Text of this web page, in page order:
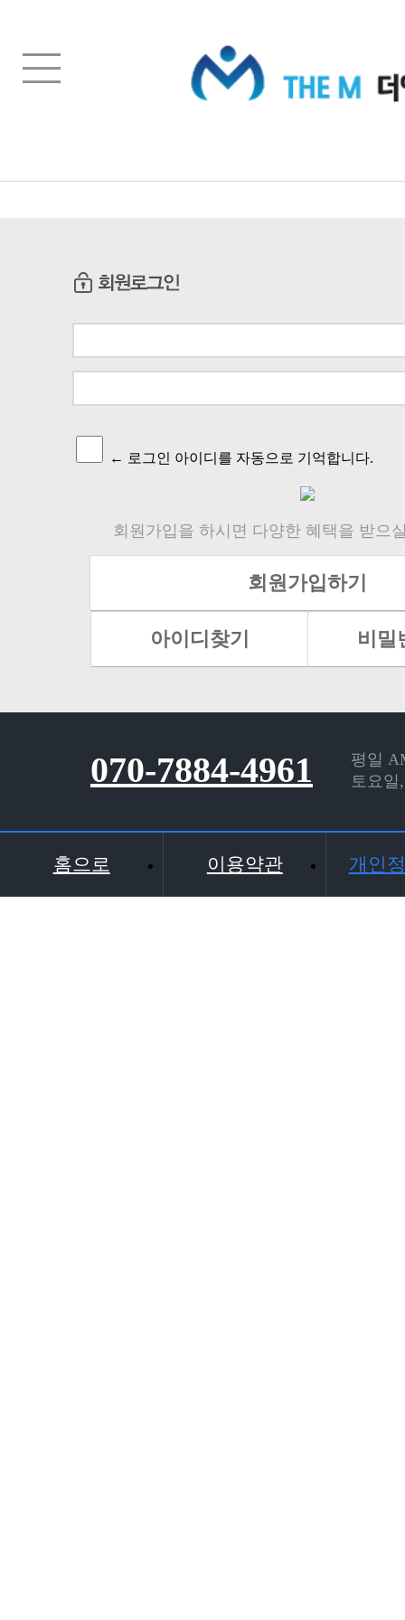
← 로그인 아이디를 자동으로 기억합니다.
회원가입을 하시면 다양한 혜택을 받으
회원가입하기
아이디찾기 비밀
070-7884-4961
평일
토요
홈으로 이용약관 개인